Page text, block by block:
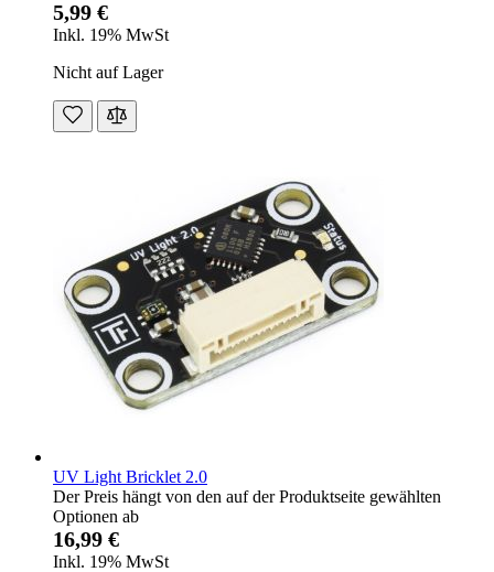
5,99 €
Inkl. 19% MwSt
Nicht auf Lager
UV Light Bricklet 2.0
Der Preis hängt von den auf der Produktseite gewählten
Optionen ab
16,99 €
Inkl. 19% MwSt